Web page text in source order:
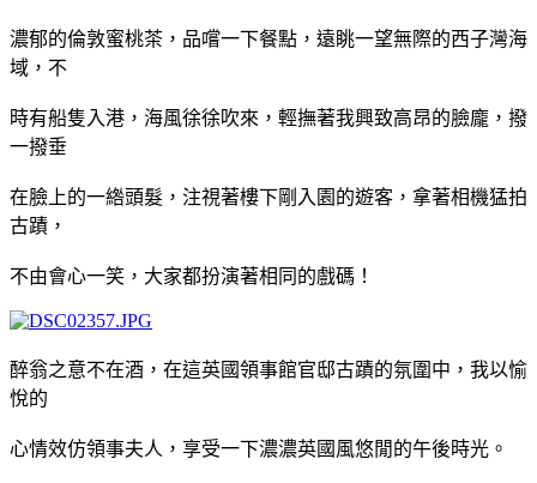
濃郁的倫敦蜜桃茶，品嚐一下餐點，遠眺一望無際的西子灣海
域，不
時有船隻入港，海風徐徐吹來，輕撫著我興致高昂的臉龐，撥
一撥垂
在臉上的一綹頭髮，注視著樓下剛入園的遊客，拿著相機猛拍
古蹟，
不由會心一笑，大家都扮演著相同的戲碼！
醉翁之意不在酒，在這英國領事館官邸古蹟的氛圍中，我以愉
悅的
心情效仿領事夫人，享受一下濃濃英國風悠閒的午後時光 。